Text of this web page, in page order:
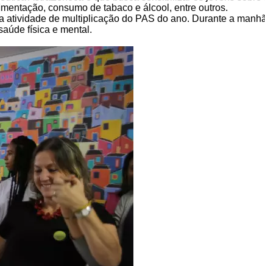
consumo de tabaco e álcool, entre outros.
de multiplicação do PAS do ano. Durante a
física e mental.